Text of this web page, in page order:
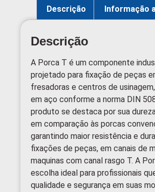
Descrição Informação
Descrição
A Porca T é um componente
projetado para fixação de peças
fresadoras e centros de
em aço conforme a norma DIN
produto se destaca por sua
em comparação às porcas
garantindo maior resistência e
fixações de peças, em canais de
maquinas com canal rasgo T. A
escolha ideal para profissionais
qualidade e segurança em suas